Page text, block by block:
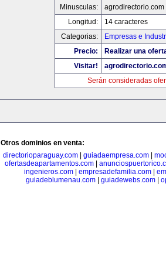
Minusculas:
agrodirectorio.com
Longitud:
14 caracteres
Categorias:
Empresas e
Precio:
Realizar una
Visitar!
Serán consideradas
Otros dominios en venta:
directorioparaguay.com| guiadaempresa.com|
ofertasdeapartamentos.com
ingenieros.com| empresadefamilia.com|
guiadeblumenau.com| guiadewebs.com|